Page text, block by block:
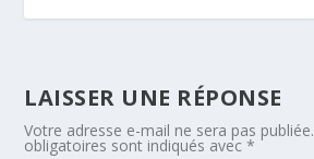
LAISSER UNE RÉPONSE
Votre adresse e-mail ne sera pas publiée.
obligatoires sont indiqués avec*